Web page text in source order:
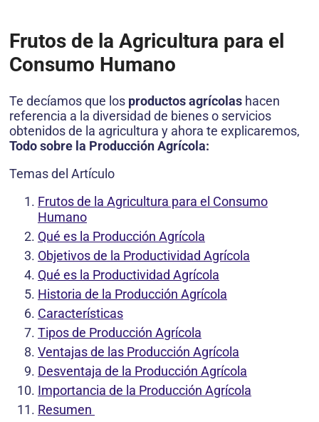
Frutos de la Agricultura para el
Consumo Humano
Te decíamos que los productos agrícolas hacen
referencia a la diversidad de bienes o servicios
obtenidos de la agricultura y ahora te explicaremos,
Todo sobre la Producción Agrícola:
Temas del Artículo
Frutos de la Agricultura para el Consumo
Humano
Qué es la Producción Agrícola
Objetivos de la Productividad Agrícola
Qué es la Productividad Agrícola
Historia de la Producción Agrícola
Características
Tipos de Producción Agrícola
Ventajas de las Producción Agrícola
Desventaja de la Producción Agrícola
Importancia de la Producción Agrícola
Resumen